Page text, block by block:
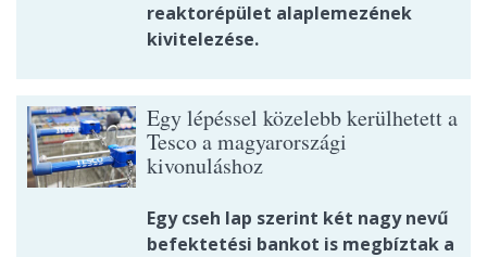
reaktorépület alaplemezének
kivitelezése.
Egy lépéssel közelebb kerülhetett a
Tesco a magyarországi
kivonuláshoz
Egy cseh lap szerint két nagy nevű
befektetési bankot is megbíztak a